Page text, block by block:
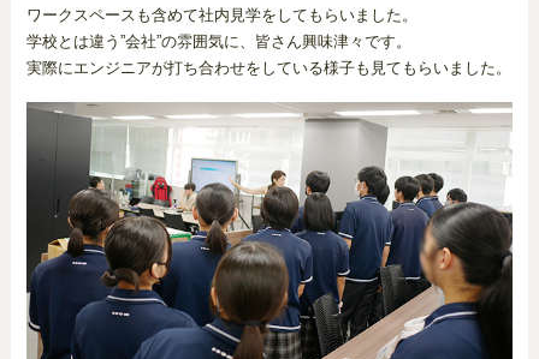
ワークスペースも含めて社内見学をしてもらいました。
学校とは違う”会社”の雰囲気に、皆さん興味津々です。
実際にエンジニアが打ち合わせをしている様子も見てもらいました。